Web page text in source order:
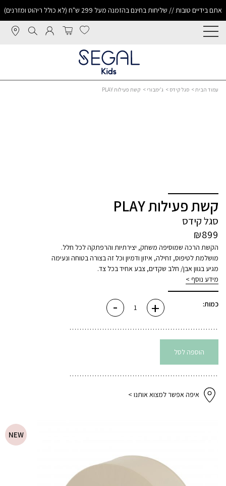
אתם בידיים טובות // שליחות בחינם בהזמנה מעל 299 ש"ח (לא כולל ריהוט ומזרנים)
עמוד הבית> סגל קידס > ג'ימבורי > קשת פעילות PLAY
NEW
קשת פעילות PLAY
סגל קידס
₪899
הקשת הרכה שמוסיפה משחק, יצירתיות והרפתקה לכל חלל.
מושלמת לטיפוס, זחילה, איזון ודמיון וכל זה בצורה בטוחה ונעימה
מגיע בגוון אבן/ חלב שקדים, צבע אחיד בכל צד.
מידע נוסף >
כמות: - של
PLAY
+
הוספה לסל
איפה אפשר למצוא אותנו >